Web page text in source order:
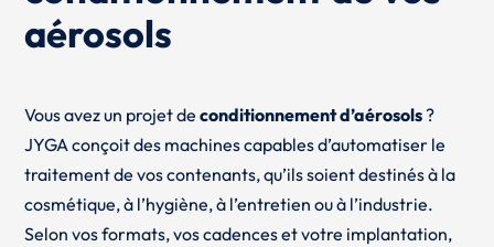
aérosols
Vous avez un projet deconditionnement d’aérosols?
JYGA conçoit des machines capables d’automatiser le
traitement de vos contenants, qu’ils soient destinés à la
cosmétique, à l’hygiène, à l’entretien ou à l’industrie.
Selon vos formats, vos cadences et votre implantation,